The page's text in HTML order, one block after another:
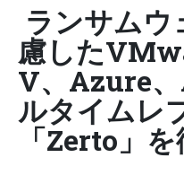
ランサムウ
慮した
V、Azure
ルタイムレ
「Zerto」